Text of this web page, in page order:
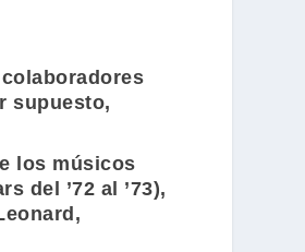
supuesto,
los músicos
del ’72 al ’73),
,